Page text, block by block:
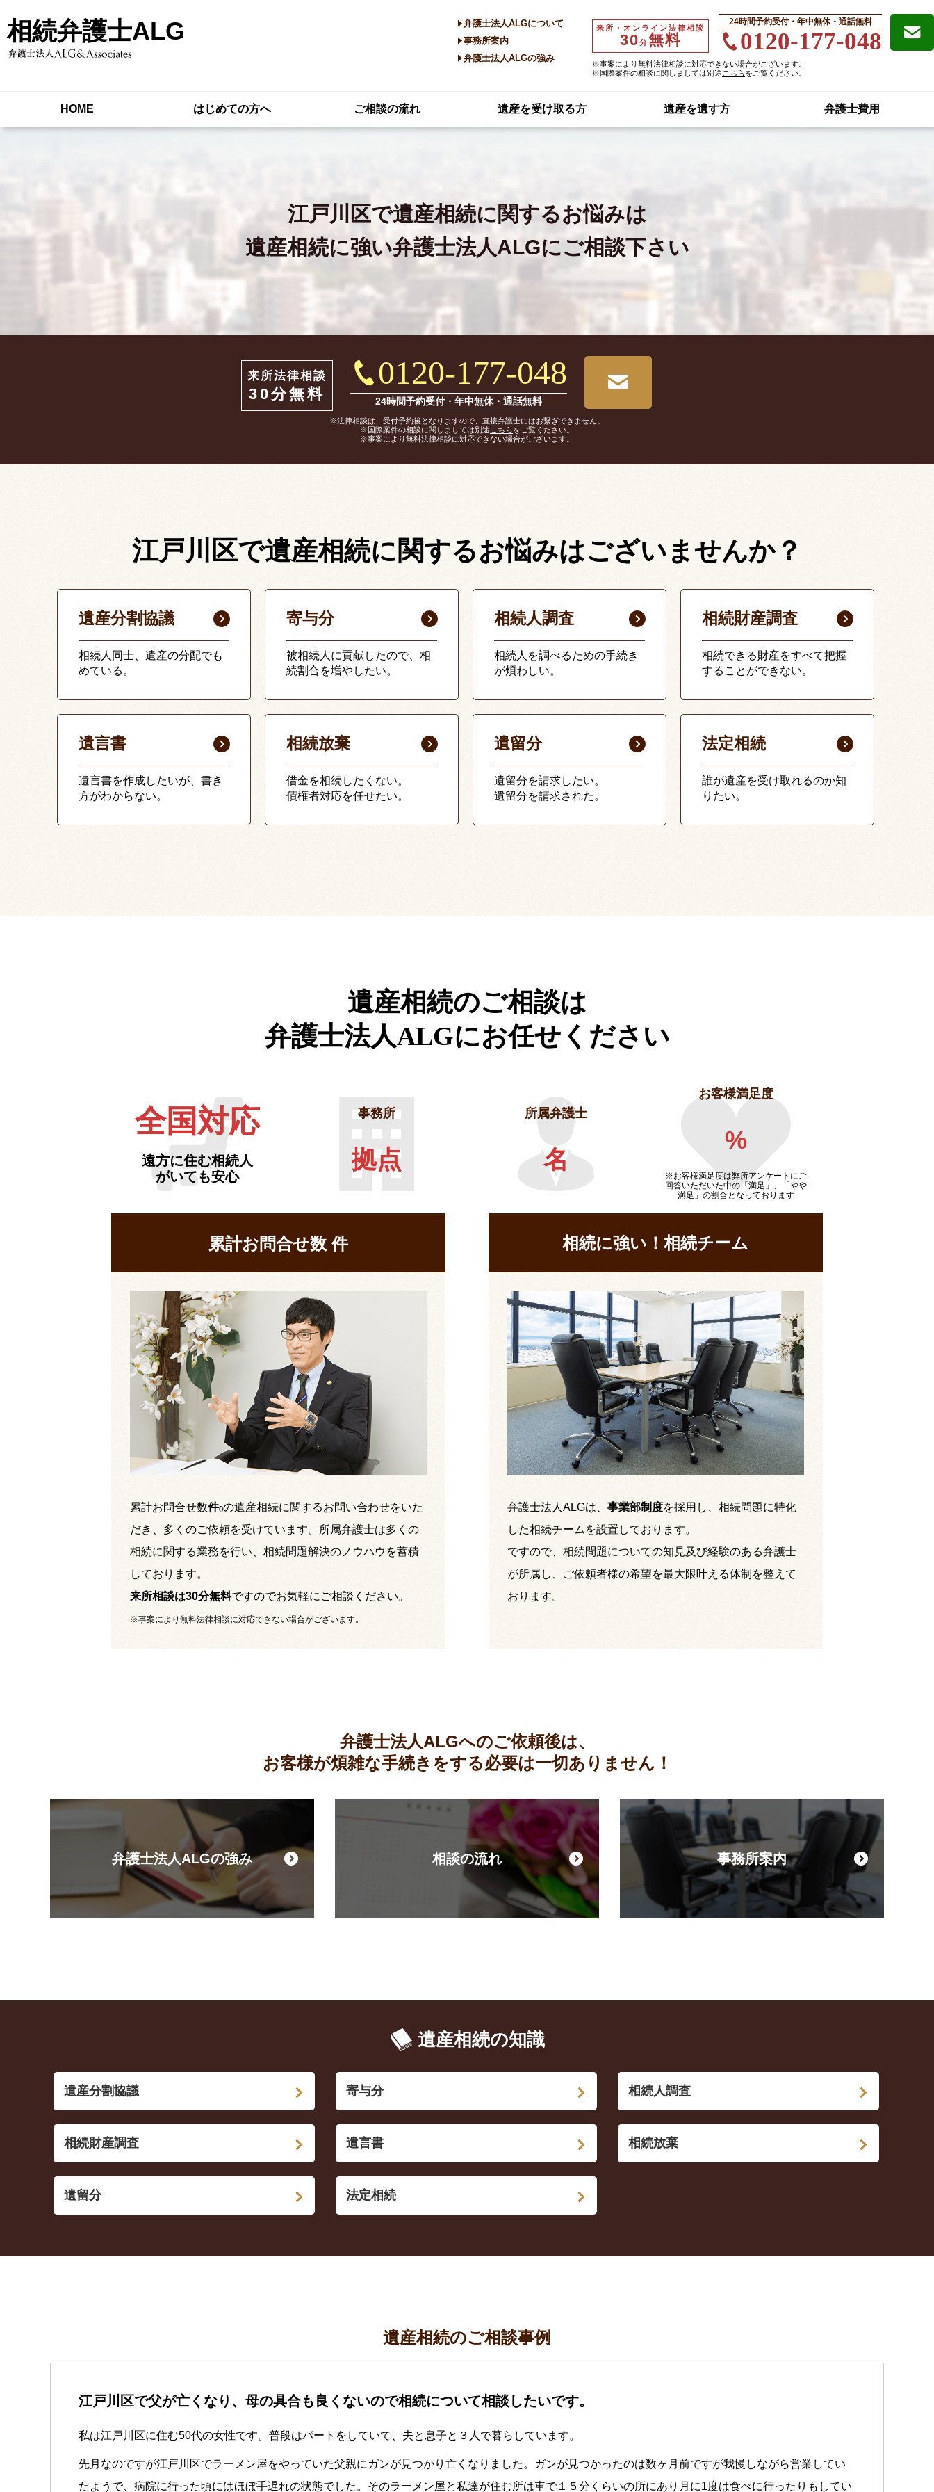
相続弁護士ALG 来所・オンライン法律相談
30分無料
24時間予約受付・年中無休・通話無料
0120-177-048
※事案により無料法律相談に対応できない場合がございます。
※国際案件の相談に関しましては別途 こちらをご覧ください。
弁護士法人ALGについて
事務所案内
弁護士法人ALGの強み
HOME はじめての方へ ご相談の流れ 遺産を受け取る方 遺産を遺す方 弁護士費用
江戸川区で遺産相続に関するお悩みは
遺産相続に強い弁護士法人ALGにご相談下さい
来所法律相談
30分無料
0120-177-048
24時間予約受付・年中無休・通話無料
※法律相談は、受付予約後となりますので、直接弁護士にはお繋ぎできません。
※国際案件の相談に関しましては別途 こちらをご覧ください。
※事案により無料法律相談に対応できない場合がございます。
江戸川区で遺産相続に関するお悩みはございませんか？
遺産分割協議
相続人同士、遺産の分配でも
めている。
寄与分
被相続人に貢献したので、相
続割合を増やしたい。
相続人調査
相続人を調べるための手続き
が煩わしい。
相続財産調査
相続できる財産をすべて把握
することができない。
遺言書
遺言書を作成したいが、書き
方がわからない。
相続放棄
借金を相続したくない。
債権者対応を任せたい。
遺留分
遺留分を請求したい。
遺留分を請求された。
法定相続
誰が遺産を受け取れるのか知
りたい。
遺産相続のご相談は
弁護士法人ALGにお任せください
全国対応
遠方に住む相続人
がいても安心
事務所
拠点
所属弁護士
名
お客様満足度
%
※お客様満足度は弊所アンケートにご
回答いただいた中の「満足」、「やや
満足」の割合となっております
累計お問合せ数件
累計お問合せ数件()の遺産相続に関するお問い合わせをいた
だき、多くのご依頼を受けています。所属弁護士は多くの
相続に関する業務を行い、相続問題解決のノウハウを蓄積
しております。
来所相談は30分無料ですのでお気軽にご相談ください。
※事案により無料法律相談に対応できない場合がございます。
相続に強い！相続チーム
弁護士法人ALGは、 事業部制度を採用し、相続問題に特化
した相続チームを設置しております。
ですので、相続問題についての知見及び経験のある弁護士
が所属し、ご依頼者様の希望を最大限叶える体制を整えて
おります。
弁護士法人ALGへのご依頼後は、
お客様が煩雑な手続きをする必要は一切ありません！
弁護士法人ALGの強み 相談の流れ 事務所案内
遺産相続の知識
遺産分割協議 寄与分 相続人調査
相続財産調査 遺言書 相続放棄
遺留分 法定相続
遺産相続のご相談事例
江戸川区で父が亡くなり、母の具合も良くないので相続について相談したいです。
私は江戸川区に住む50代の女性です。普段はパートをしていて、夫と息子と３人で暮らしています。
先月なのですが江戸川区でラーメン屋をやっていた父親にガンが見つかり亡くなりました。ガンが見つかったのは数ヶ月前ですが我慢しながら営業してい
たようで、病院に行った頃にはほぼ手遅れの状態でした。そのラーメン屋と私達が住む所は車で１５分くらいの所にあり月に1度は食べに行ったりもしてい